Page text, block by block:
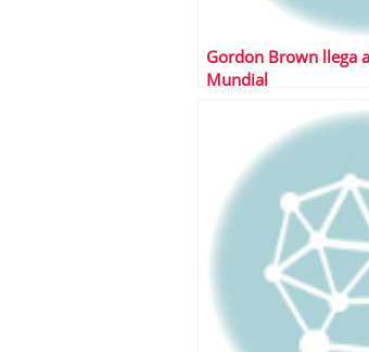
Gordon Brown llega
Mundial